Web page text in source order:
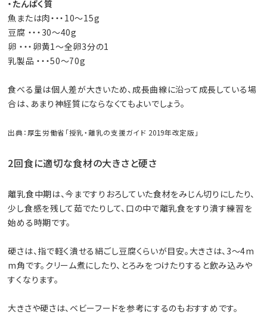
・たんぱく質
魚または肉・・・10〜15g
豆腐 ・・・30〜40g
卵 ・・・卵黄1〜全卵3分の1
乳製品 ・・・50〜70g
食べる量は個人差が大きいため、成長曲線に沿って成長している場
合は、あまり神経質にならなくてもよいでしょう。
出典：厚生労働省「授乳・離乳の支援ガイド 2019年改定版」
2回食に適切な食材の大きさと硬さ
離乳食中期は、今まですりおろしていた食材をみじん切りにしたり、
少し食感を残して茹でたりして、口の中で離乳食をすり潰す練習を
始める時期です。
硬さは、指で軽く潰せる絹ごし豆腐くらいが目安。大きさは、3〜4m
m角です。クリーム煮にしたり、とろみをつけたりすると飲み込みや
すくなります。
大きさや硬さは、ベビーフードを参考にするのもおすすめです。